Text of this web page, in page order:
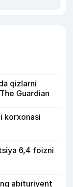
qizlarni
Guardian
korxonasi
6,4 foizni
abituriyent